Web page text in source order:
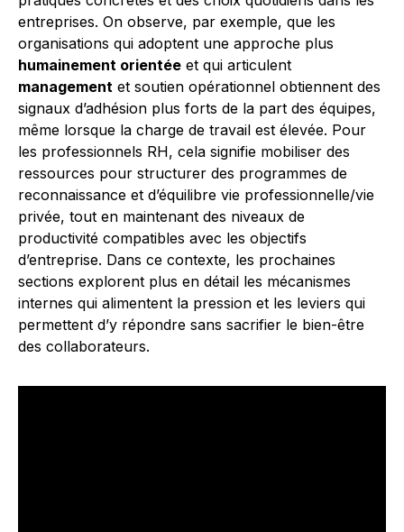
entreprises. On observe, par exemple, que les
organisations qui adoptent une approche plus
humainement orientée et qui articulent
management et soutien opérationnel obtiennent des
signaux d’adhésion plus forts de la part des équipes,
même lorsque la charge de travail est élevée. Pour
les professionnels RH, cela signifie mobiliser des
ressources pour structurer des programmes de
reconnaissance et d’équilibre vie professionnelle/vie
privée, tout en maintenant des niveaux de
productivité compatibles avec les objectifs
d’entreprise. Dans ce contexte, les prochaines
sections explorent plus en détail les mécanismes
internes qui alimentent la pression et les leviers qui
permettent d’y répondre sans sacrifier le bien-être
des collaborateurs.